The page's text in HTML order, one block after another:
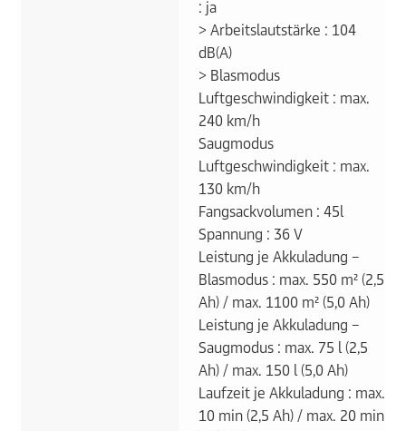
: ja
> Arbeitslautstärke : 104
dB(A)
> Blasmodus
Luftgeschwindigkeit : max.
240 km/h
Saugmodus
Luftgeschwindigkeit : max.
130 km/h
Fangsackvolumen : 45l
Spannung : 36 V
Leistung je Akkuladung –
Blasmodus : max. 550 m² (2,5
Ah) / max. 1100 m² (5,0 Ah)
Leistung je Akkuladung –
Saugmodus : max. 75 l (2,5
Ah) / max. 150 l (5,0 Ah)
Laufzeit je Akkuladung : max.
10 min (2,5 Ah) / max. 20 min